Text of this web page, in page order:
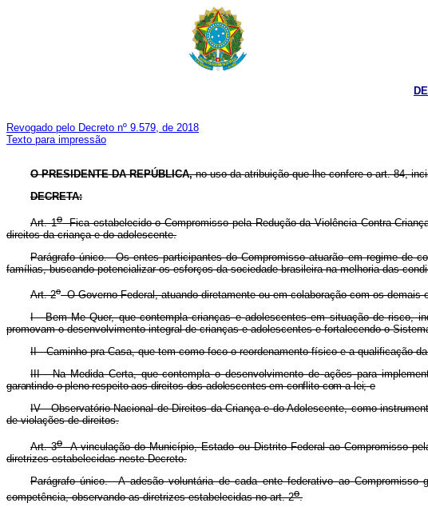
Revogado pelo Decreto nº 9.579, de 2018
Texto para impressão
O PRESIDENTE DA REPÚBLICA,no uso da atribuição que lhe confere o art. 84,
DECRETA:
Art. 1oFica estabelecido o Compromisso pela Redução da Violência Contra
direitos da criança e do adolescente.
Parágrafo único. Os entes participantes do Compromisso atuarão em regime de
famílias, buscando potencializar os esforços da sociedade brasileira na melhoria das
Art. 2oO Governo Federal, atuando diretamente ou em colaboração com os
I - Bem Me Quer, que contempla crianças e adolescentes em situação de risco,
promovam o desenvolvimento integral de crianças e adolescentes e fortalecendo o
II - Caminho pra Casa, que tem como foco o reordenamento físico e a qualificação
III - Na Medida Certa, que contempla o desenvolvimento de ações para
garantindo o pleno respeito aos direitos dos adolescentes em conflito com a lei; e
IV - Observatório Nacional de Direitos da Criança e do Adolescente, como
de violações de direitos.
Art. 3oA vinculação do Município, Estado ou Distrito Federal ao Compromisso
diretrizes estabelecidas neste Decreto.
Parágrafo único. A adesão voluntária de cada ente federativo ao
competência, observando as diretrizes estabelecidas no art. 2o.